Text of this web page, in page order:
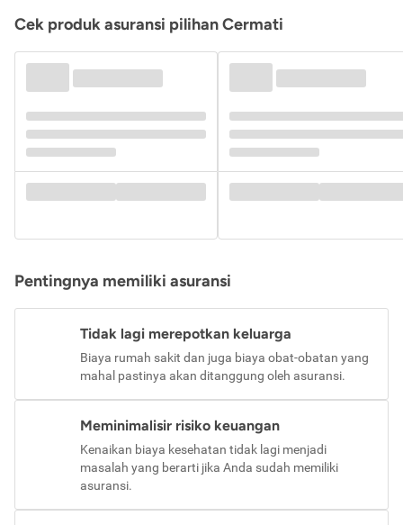
Cek produk asuransi pilihan Cermati
Pentingnya memiliki asuransi
Tidak lagi merepotkan keluarga
Biaya rumah sakit dan juga biaya obat-obatan yang
mahal pastinya akan ditanggung oleh asuransi.
Meminimalisir risiko keuangan
Kenaikan biaya kesehatan tidak lagi menjadi
masalah yang berarti jika Anda sudah memiliki
asuransi.